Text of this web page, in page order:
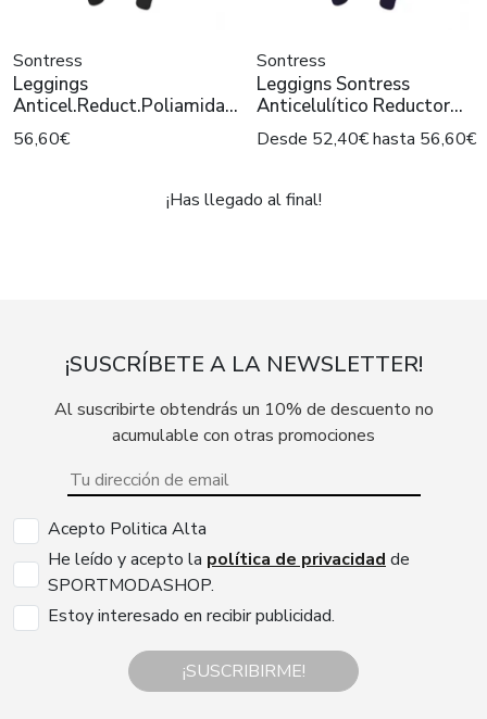
Sontress
Leggings
Anticel.Reduct.Poliamida
Negro Mujer
56,60€
Sontress
Leggigns Sontress
Anticelulítico Reductor
Azul Noche
Desde 52,40€ hasta 56,60€
¡Has llegado al final!
¡SUSCRÍBETE A LA NEWSLETTER!
Al suscribirte obtendrás un 10% de descuento no
acumulable con otras promociones
Acepto Politica Alta
He leído y acepto la política de privacidad de
SPORTMODASHOP.
Estoy interesado en recibir publicidad.
¡SUSCRIBIRME!